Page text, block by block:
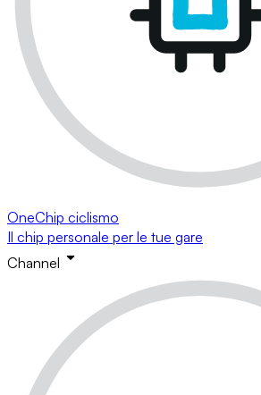
OneChip ciclismo
Il chip personale per le tue gare
Channel